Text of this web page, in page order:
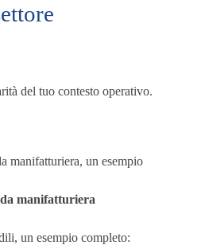
del tuo contesto operativo.
manifatturiera, un esempio
manifatturiera
un esempio completo: